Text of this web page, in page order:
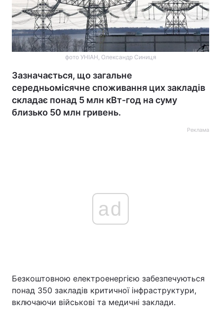
Україна Політика
Економіка Світ
фото УНІАН, Олександр Синиця
Зазначається, що загальне
середньомісячне споживання цих закладів
складає понад 5 млн кВт-год на суму
близько 50 млн гривень.
Реклама
ad
Безкоштовною електроенергією забезпечуються
понад 350 закладів критичної інфраструктури,
включаючи військові та медичні заклади.